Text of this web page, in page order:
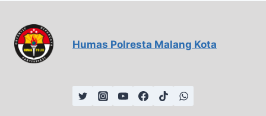
Humas Polresta Malang Kota